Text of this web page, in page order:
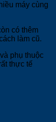
máy cùng
có thêm
làm cũ.
phụ thuộc
thực tế